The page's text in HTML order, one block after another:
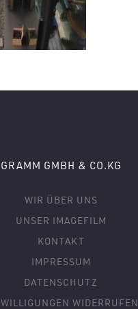
GRAMM GMBH & CO.KG
WIR ÜBER UNS
UNSER IMAGEFILM
KONTAKT
IMPRESSUM
DATENSCHUTZ
WIDERRUFEN